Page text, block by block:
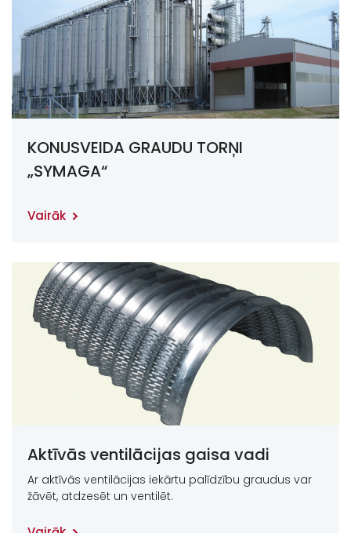
KONUSVEIDA GRAUDU TORŅI
„SYMAGA“
Vairāk
Aktīvās ventilācijas gaisa vadi
Ar aktīvās ventilācijas iekārtu palīdzību graudus var
žāvēt, atdzesēt un ventilēt.